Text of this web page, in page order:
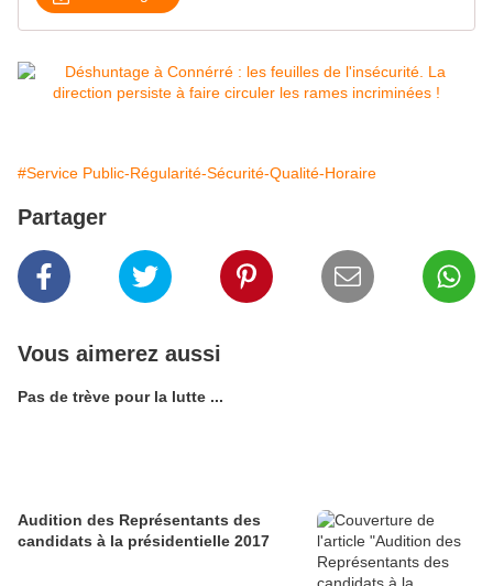
#Service Public-Régularité-Sécurité-Qualité-Horaire
Partager
Vous aimerez aussi
Pas de trève pour la lutte ...
Audition des Représentants des
candidats à la présidentielle 2017